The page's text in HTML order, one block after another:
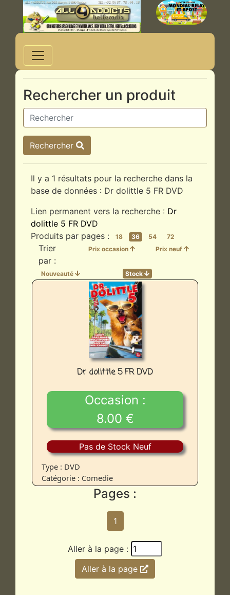
Rechercher un produit
Rechercher
Il y a 1 résultats pour la recherche dans la
base de données : Dr dolittle 5 FR DVD
Lien permanent vers la recherche : Dr
dolittle 5 FR DVD
Produits par pages :
18 36 54 72
Trier
par :
Prix occasion Prix neuf
Nouveauté Stock
Dr dolittle 5 FR DVD
Occasion :
8.00 €
Pas de Stock Neuf
Type : DVD
Catégorie : Comedie
Pages :
1
Aller à la page :
Aller à la page